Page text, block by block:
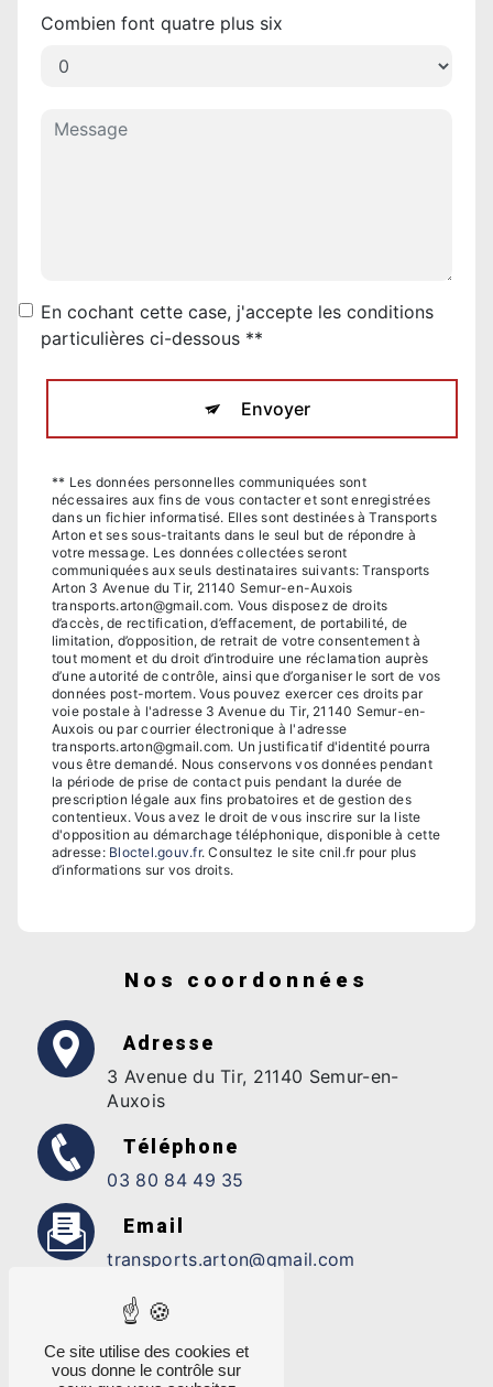
Combien font quatre plus six
En cochant cette case, j'accepte les conditions
particulières ci-dessous **
Envoyer
** Les données personnelles communiquées sont
nécessaires aux fins de vous contacter et sont enregistrées
dans un fichier informatisé. Elles sont destinées à Transports
Arton et ses sous-traitants dans le seul but de répondre à
votre message. Les données collectées seront
communiquées aux seuls destinataires suivants: Transports
Arton 3 Avenue du Tir, 21140 Semur-en-Auxois
transports.arton@gmail.com. Vous disposez de droits
d’accès, de rectification, d’effacement, de portabilité, de
limitation, d’opposition, de retrait de votre consentement à
tout moment et du droit d’introduire une réclamation auprès
d’une autorité de contrôle, ainsi que d’organiser le sort de vos
données post-mortem. Vous pouvez exercer ces droits par
voie postale à l'adresse 3 Avenue du Tir, 21140 Semur-en-
Auxois ou par courrier électronique à l'adresse
transports.arton@gmail.com. Un justificatif d'identité pourra
vous être demandé. Nous conservons vos données pendant
la période de prise de contact puis pendant la durée de
prescription légale aux fins probatoires et de gestion des
contentieux. Vous avez le droit de vous inscrire sur la liste
d'opposition au démarchage téléphonique, disponible à cette
adresse: Bloctel.gouv.fr. Consultez le site cnil.fr pour plus
d’informations sur vos droits.
Nos coordonnées
Adresse
3 Avenue du Tir, 21140 Semur-en-
Auxois
Téléphone
03 80 84 49 35
Email
transports.arton@gmail.com
Ce site utilise des cookies et
vous donne le contrôle sur